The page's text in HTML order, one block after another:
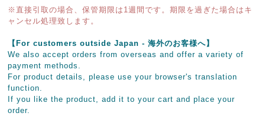
※直接引取の場合、保管期限は1週間です。期限を過ぎた場合はキ
ャンセル処理致します。
【For customers outside Japan - 海外のお客様へ】
We also accept orders from overseas and offer a variety of
payment methods.
For product details, please use your browser's translation
function.
If you like the product, add it to your cart and place your
order.